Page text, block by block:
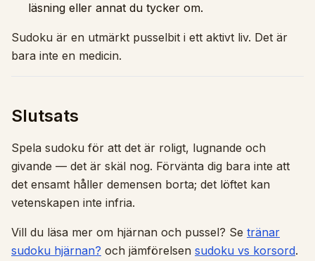
läsning eller annat du tycker om.
Sudoku är en utmärkt pusselbit i ett aktivt liv. Det är
bara inte en medicin.
Slutsats
Spela sudoku för att det är roligt, lugnande och
givande — det är skäl nog. Förvänta dig bara inte att
det ensamt håller demensen borta; det löftet kan
vetenskapen inte infria.
Vill du läsa mer om hjärnan och pussel? Se tränar
sudoku hjärnan? och jämförelsen sudoku vs korsord.